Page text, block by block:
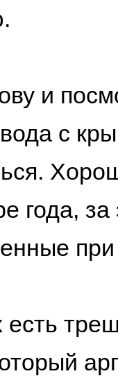
и
с
года,
при
есть